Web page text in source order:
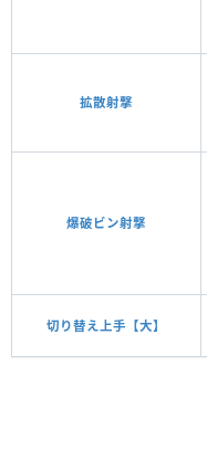
拡散射撃
爆破ビン射撃
切り替え上手【大】